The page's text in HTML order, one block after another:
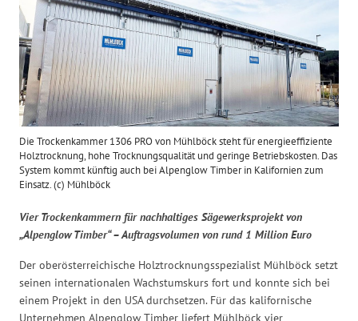
Die Trockenkammer 1306 PRO von Mühlböck steht für energieeffiziente
Holztrocknung, hohe Trocknungsqualität und geringe Betriebskosten. Das
System kommt künftig auch bei Alpenglow Timber in Kalifornien zum
Einsatz. (c) Mühlböck
Vier Trockenkammern für nachhaltiges Sägewerksprojekt von
„Alpenglow Timber“ – Auftragsvolumen von rund 1 Million Euro
Der oberösterreichische Holztrocknungsspezialist Mühlböck setzt
seinen internationalen Wachstumskurs fort und konnte sich bei
einem Projekt in den USA durchsetzen. Für das kalifornische
Unternehmen Alpenglow Timber liefert Mühlböck vier